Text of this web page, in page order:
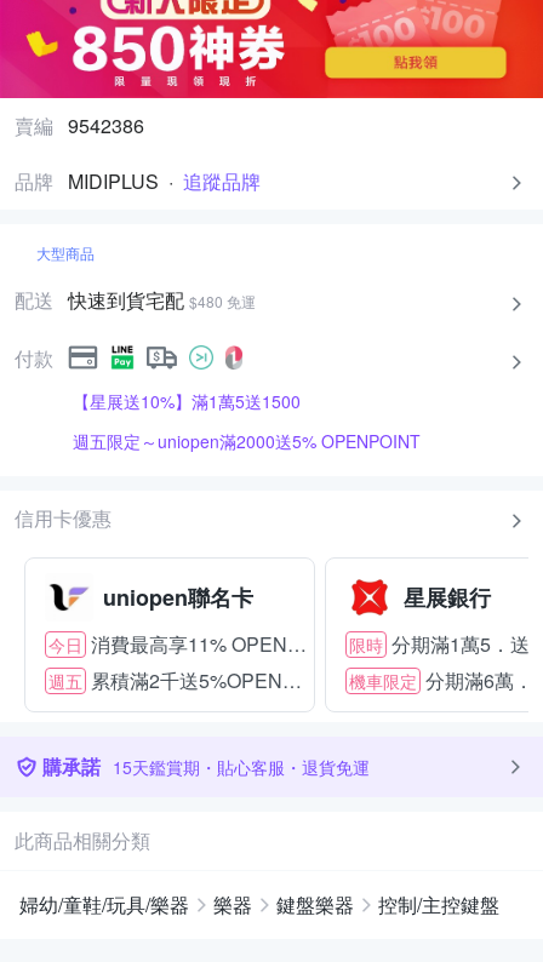
賣編 9542386
品牌
MIDIPLUS · 追蹤品牌
大型商品
配送 快速到貨宅配 $480 免運
付款
【星展送10%】滿1萬5送1500
週五限定～uniopen滿2000送5% OPENPOINT
信用卡優惠
uniopen聯名卡
今日 消費最高享11% OPENPOINT
週五 累積滿2千送5%OPENPOINT
星展銀行
限時 分期滿1萬5．送
機車限定 分期滿6萬．
購承諾 15天鑑賞期・貼心客服・退貨免運
此商品相關分類
婦幼/童鞋/玩具/樂器 樂器 鍵盤樂器 控制/主控鍵盤